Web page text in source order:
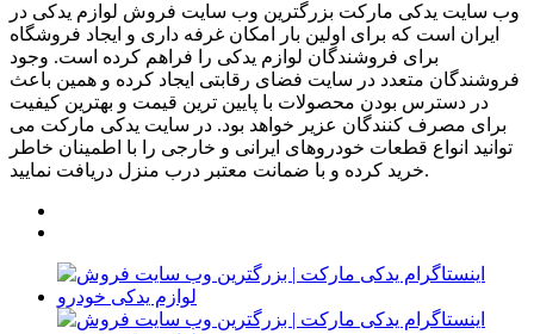
وب سایت یدکی مارکت بزرگترین وب سایت فروش لوازم یدکی در
ایران است که برای اولین بار امکان غرفه داری و ایجاد فروشگاه
برای فروشندگان لوازم یدکی را فراهم کرده است. وجود
فروشندگان متعدد در سایت فضای رقابتی ایجاد کرده و همین باعث
در دسترس بودن محصولات با پایین ترین قیمت و بهترین کیفیت
برای مصرف کنندگان عزیر خواهد بود. در سایت یدکی مارکت می
توانید انواع قطعات خودروهای ایرانی و خارجی را با اطمینان خاطر
خرید کرده و با ضمانت معتبر درب منزل دریافت نمایید.